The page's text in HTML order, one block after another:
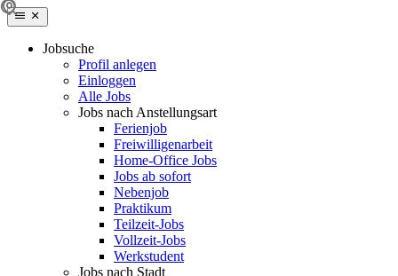
Jobsuche
Profil anlegen
Einloggen
Alle Jobs
Jobs nach Anstellungsart
Ferienjob
Freiwilligenarbeit
Home-Office Jobs
Jobs ab sofort
Nebenjob
Praktikum
Teilzeit-Jobs
Vollzeit-Jobs
Werkstudent
Jobs nach Stadt